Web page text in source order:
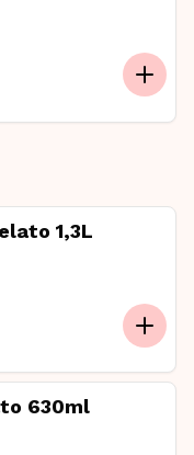
1,3L
630ml